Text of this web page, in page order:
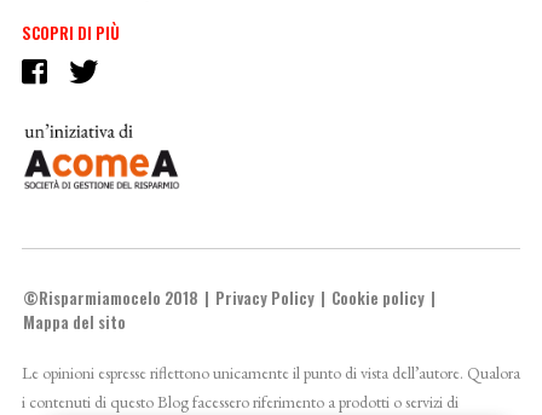
SCOPRI DI PIÙ
©Risparmiamocelo 2018 Privacy Policy
Cookie policy
Mappa del sito
Le opinioni espresse riflettono unicamente il punto di vista dell’autore. Qualora
i contenuti di questo Blog facessero riferimento a prodotti o servizi di